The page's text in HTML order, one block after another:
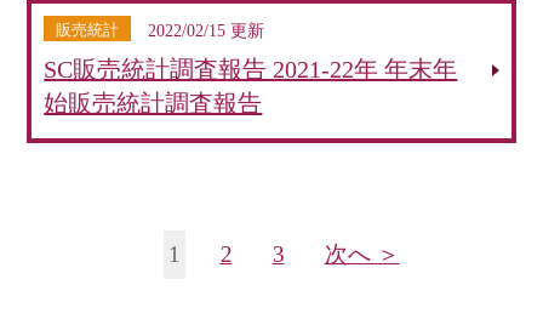
販売統計 2022/02/15 更新
SC販売統計調査報告 2021-22年 年末年
始販売統計調査報告
1 2 3 次へ ＞